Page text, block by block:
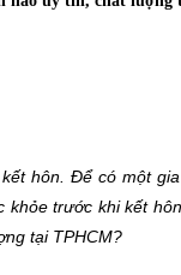
hôn. Để có một
trước khi kết
tại TPHCM?